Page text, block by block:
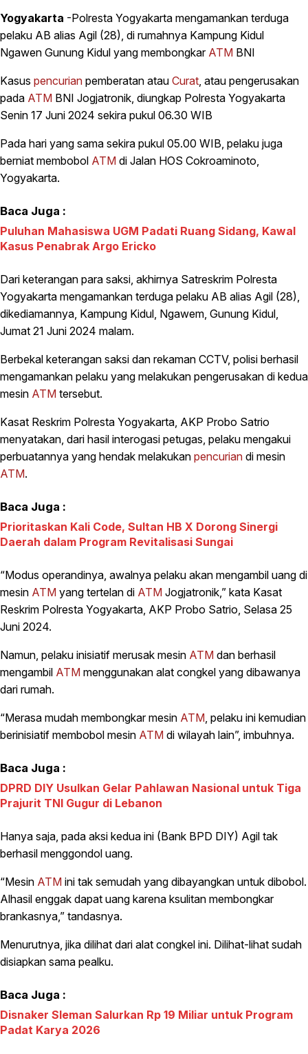
Yogyakarta -Polresta Yogyakarta mengamankan terduga
pelaku AB alias Agil (28), di rumahnya Kampung Kidul
Ngawen Gunung Kidul yang membongkar ATM BNI
Kasus pencurian pemberatan atau Curat, atau pengerusakan
pada ATM BNI Jogjatronik, diungkap Polresta Yogyakarta
Senin 17 Juni 2024 sekira pukul 06.30 WIB
Pada hari yang sama sekira pukul 05.00 WIB, pelaku juga
berniat membobol ATM di Jalan HOS Cokroaminoto,
Yogyakarta.
Baca Juga :
Puluhan Mahasiswa UGM Padati Ruang Sidang, Kawal
Kasus Penabrak Argo Ericko
Dari keterangan para saksi, akhirnya Satreskrim Polresta
Yogyakarta mengamankan terduga pelaku AB alias Agil (28),
dikediamannya, Kampung Kidul, Ngawem, Gunung Kidul,
Jumat 21 Juni 2024 malam.
Berbekal keterangan saksi dan rekaman CCTV, polisi berhasil
mengamankan pelaku yang melakukan pengerusakan di kedua
mesin ATM tersebut.
Kasat Reskrim Polresta Yogyakarta, AKP Probo Satrio
menyatakan, dari hasil interogasi petugas, pelaku mengakui
perbuatannya yang hendak melakukan pencurian di mesin
ATM.
Baca Juga :
Prioritaskan Kali Code, Sultan HB X Dorong Sinergi
Daerah dalam Program Revitalisasi Sungai
“Modus operandinya, awalnya pelaku akan mengambil uang di
mesin ATM yang tertelan di ATM Jogjatronik,” kata Kasat
Reskrim Polresta Yogyakarta, AKP Probo Satrio, Selasa 25
Juni 2024.
Namun, pelaku inisiatif merusak mesin ATM dan berhasil
mengambil ATM menggunakan alat congkel yang dibawanya
dari rumah.
“Merasa mudah membongkar mesin ATM, pelaku ini kemudian
berinisiatif membobol mesin ATM di wilayah lain”, imbuhnya.
Baca Juga :
DPRD DIY Usulkan Gelar Pahlawan Nasional untuk Tiga
Prajurit TNI Gugur di Lebanon
Hanya saja, pada aksi kedua ini (Bank BPD DIY) Agil tak
berhasil menggondol uang.
“Mesin ATM ini tak semudah yang dibayangkan untuk dibobol.
Alhasil enggak dapat uang karena ksulitan membongkar
brankasnya,” tandasnya.
Menurutnya, jika dilihat dari alat congkel ini. Dilihat-lihat sudah
disiapkan sama pealku.
Baca Juga :
Disnaker Sleman Salurkan Rp 19 Miliar untuk Program
Padat Karya 2026